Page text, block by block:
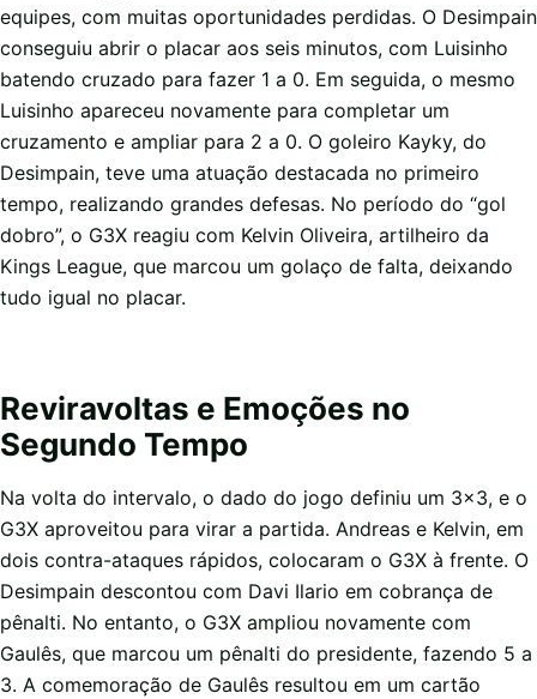
equipes, com muitas oportunidades perdidas. O Desimpain
conseguiu abrir o placar aos seis minutos, com Luisinho
batendo cruzado para fazer 1 a 0. Em seguida, o mesmo
Luisinho apareceu novamente para completar um
cruzamento e ampliar para 2 a 0. O goleiro Kayky, do
Desimpain, teve uma atuação destacada no primeiro
tempo, realizando grandes defesas. No período do “gol
dobro”, o G3X reagiu com Kelvin Oliveira, artilheiro da
Kings League, que marcou um golaço de falta, deixando
tudo igual no placar.
Reviravoltas e Emoções no
Segundo Tempo
Na volta do intervalo, o dado do jogo definiu um 3×3, e o
G3X aproveitou para virar a partida. Andreas e Kelvin, em
dois contra-ataques rápidos, colocaram o G3X à frente. O
Desimpain descontou com Davi Ilario em cobrança de
pênalti. No entanto, o G3X ampliou novamente com
Gaulês, que marcou um pênalti do presidente, fazendo 5 a
3. A comemoração de Gaulês resultou em um cartão